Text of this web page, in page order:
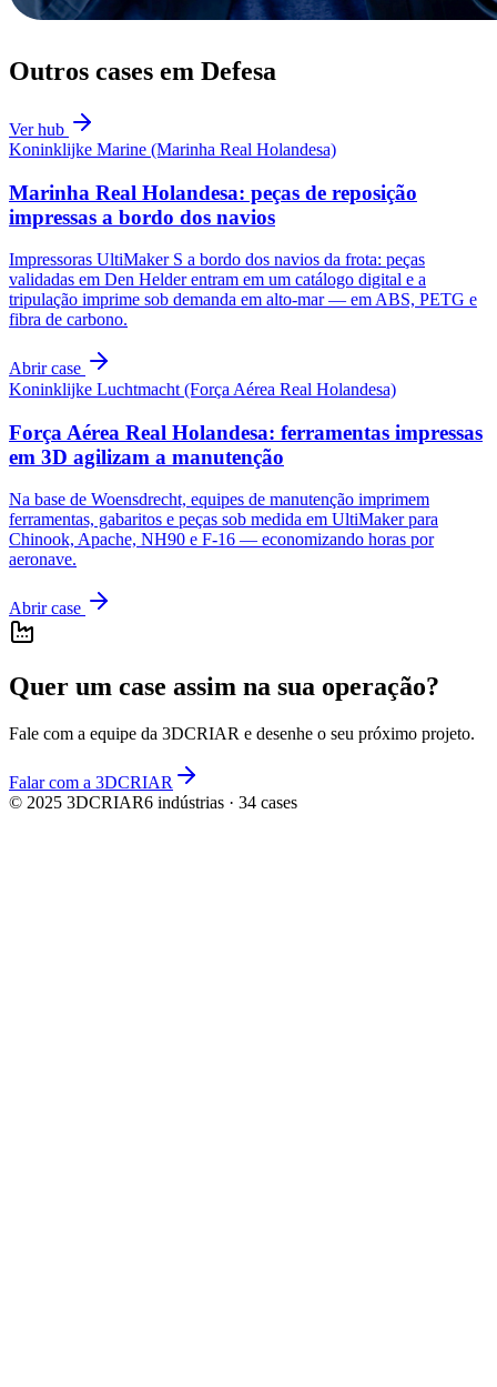
Outros cases em Defesa
Ver hub
Koninklijke Marine (Marinha Real Holandesa)
Marinha Real Holandesa: peças de reposição
impressas a bordo dos navios
Impressoras UltiMaker S a bordo dos navios da frota: peças
validadas em Den Helder entram em um catálogo digital e a
tripulação imprime sob demanda em alto-mar — em ABS, PETG e
fibra de carbono.
Abrir case
Koninklijke Luchtmacht (Força Aérea Real Holandesa)
Força Aérea Real Holandesa: ferramentas impressas
em 3D agilizam a manutenção
Na base de Woensdrecht, equipes de manutenção imprimem
ferramentas, gabaritos e peças sob medida em UltiMaker para
Chinook, Apache, NH90 e F-16 — economizando horas por
aeronave.
Abrir case
Quer um case assim na sua operação?
Fale com a equipe da 3DCRIAR e desenhe o seu próximo projeto.
Falar com a 3DCRIAR
© 2025 3DCRIAR6 indústrias · 34 cases